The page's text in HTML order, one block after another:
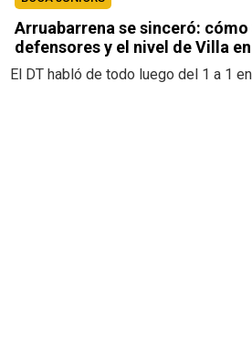
Arruabarrena se sinceró:
defensores y el nivel de Villa
El DT habló de todo luego del 1 a 1